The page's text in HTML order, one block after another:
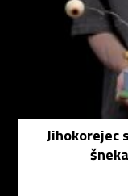
Jihokorejec